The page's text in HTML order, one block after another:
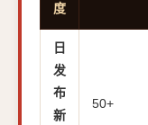
度
日
发
布
新
50+